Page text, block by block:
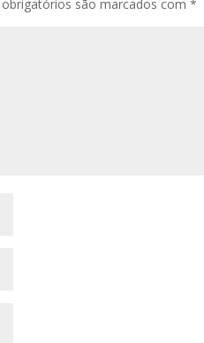
obrigatórios são marcados com*